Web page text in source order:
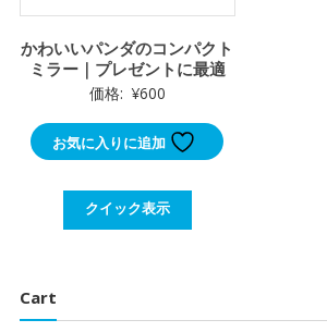
かわいいパンダのコンパクト
ミラー｜プレゼントに最適
価格: ¥600
お気に入りに追加
クイック表示
Cart